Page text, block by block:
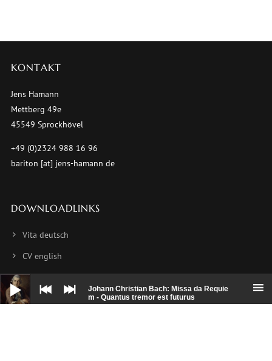
Audio-
Player
Johann Christian Bach: Missa da Requie
m - Quantus tremor est futurus
KONTAKT
Jens Hamann
Mettberg 49e
45549 Sprockhövel
+49 (0)2324 988 16 96
bariton [at] jens-hamann de
DOWNLOADLINKS
Vita deutsch
CV english
CV français
Foto 1